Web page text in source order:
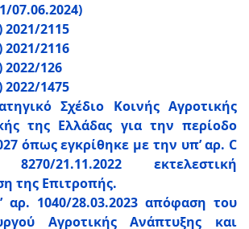
07.06.2024)
2021/2115
2021/2116
2022/126
2022/1475
Σχέδιο Κοινής Αγροτικής
της Ελλάδας για την περίοδο
όπως εγκρίθηκε με την υπ’ αρ. C
8270/21.11.2022 εκτελεστική
της Επιτροπής.
αρ. 1040/28.03.2023 απόφαση του
Αγροτικής Ανάπτυξης και